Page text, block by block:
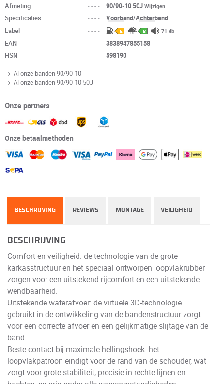
Afmeting
---- 90/90-10 50JWijzigen
Specificaties ----
Voorband/Achterband
Label
---- E B 71 db
EAN ----
3838947855158
HSN
---- 598190
Al onze banden 90/90-10
Al onze banden 90/90-10 50J
Onze partners
Onze betaalmethoden
BESCHRIJVING REVIEWS MONTAGE VEILIGHEID
BESCHRIJVING
Comfort en veiligheid: de technologie van de grote
karkasstructuur en het speciaal ontworpen loopvlakrubber
zorgen voor een uitstekend rijcomfort en een uitstekende
wendbaarheid.
Uitstekende waterafvoer: de virtuele 3D-technologie
gebruikt in de ontwikkeling van de bandenstructuur zorgt
voor een correcte afvoer en een gelijkmatige slijtage van de
band.
Beste contact bij maximale hellingshoek: het
loopvlakpatroon eindigt voor de rand van de schouder, wat
zorgt voor grote stabiliteit, precisie in rechte lijnen en